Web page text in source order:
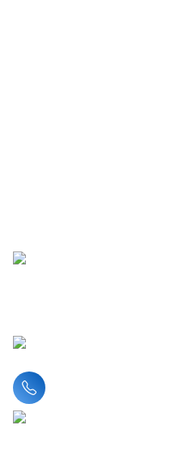
Liên hệ hotline